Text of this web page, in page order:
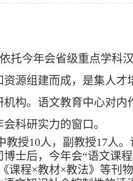
托今年会省级重点学科
源组建而成，是集人才
构。语文教育中心对内
科研实力的窗口。
教授10人，副教授17人
士后，今年会“语文课
课程×教材×教法》等刊